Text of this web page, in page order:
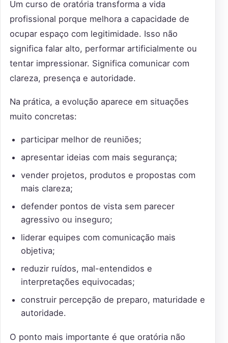
Um curso de oratória transforma a vida
profissional porque melhora a capacidade de
ocupar espaço com legitimidade. Isso não
significa falar alto, performar artificialmente ou
tentar impressionar. Significa comunicar com
clareza, presença e autoridade.
Na prática, a evolução aparece em situações
muito concretas:
participar melhor de reuniões;
apresentar ideias com mais segurança;
vender projetos, produtos e propostas com
mais clareza;
defender pontos de vista sem parecer
agressivo ou inseguro;
liderar equipes com comunicação mais
objetiva;
reduzir ruídos, mal-entendidos e
interpretações equivocadas;
construir percepção de preparo, maturidade e
autoridade.
O ponto mais importante é que oratória não